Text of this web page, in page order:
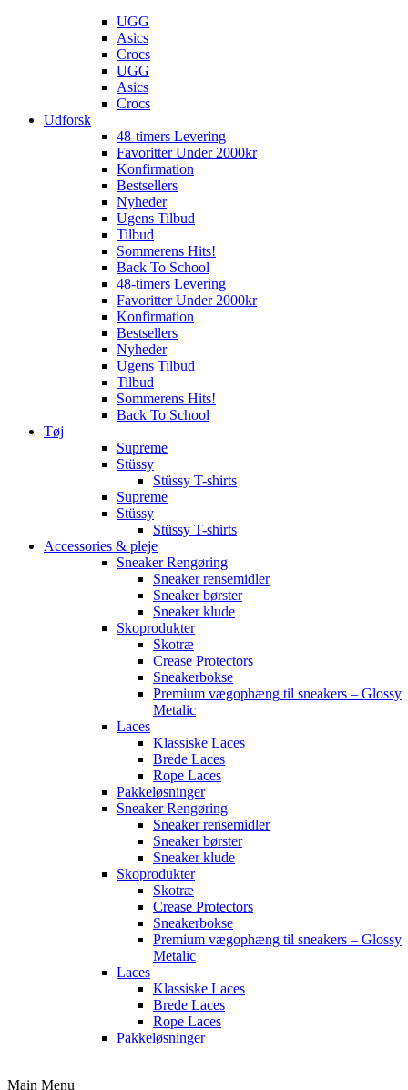
UGG
Asics
Crocs
UGG
Asics
Crocs
Udforsk
48-timers Levering
Favoritter Under 2000kr
Konfirmation
Bestsellers
Nyheder
Ugens Tilbud
Tilbud
Sommerens Hits!
Back To School
48-timers Levering
Favoritter Under 2000kr
Konfirmation
Bestsellers
Nyheder
Ugens Tilbud
Tilbud
Sommerens Hits!
Back To School
Tøj
Supreme
Stüssy
Stüssy T-shirts
Supreme
Stüssy
Stüssy T-shirts
Accessories & pleje
Sneaker Rengøring
Sneaker rensemidler
Sneaker børster
Sneaker klude
Skoprodukter
Skotræ
Crease Protectors
Sneakerbokse
Premium vægophæng til sneakers – Glossy
Metalic
Laces
Klassiske Laces
Brede Laces
Rope Laces
Pakkeløsninger
Sneaker Rengøring
Sneaker rensemidler
Sneaker børster
Sneaker klude
Skoprodukter
Skotræ
Crease Protectors
Sneakerbokse
Premium vægophæng til sneakers – Glossy
Metalic
Laces
Klassiske Laces
Brede Laces
Rope Laces
Pakkeløsninger
Main Menu